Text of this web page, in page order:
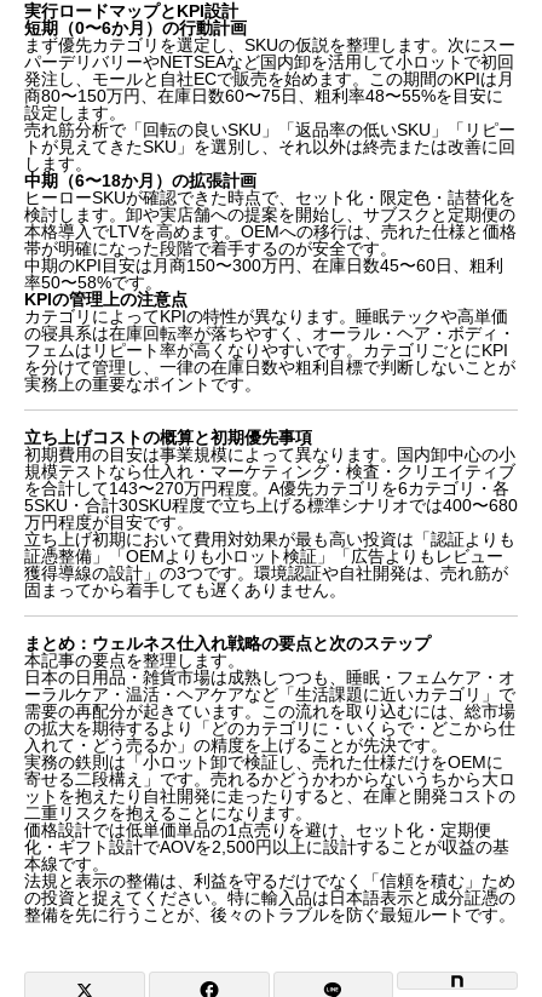
実行ロードマップとKPI設計
短期（0〜6か月）の行動計画
まず優先カテゴリを選定し、SKUの仮説を整理します。次にスー
パーデリバリーやNETSEAなど国内卸を活用して小ロットで初回
発注し、モールと自社ECで販売を始めます。この期間のKPIは月
商80〜150万円、在庫日数60〜75日、粗利率48〜55%を目安に
設定します。
売れ筋分析で「回転の良いSKU」「返品率の低いSKU」「リピー
トが見えてきたSKU」を選別し、それ以外は終売または改善に回
します。
中期（6〜18か月）の拡張計画
ヒーローSKUが確認できた時点で、セット化・限定色・詰替化を
検討します。卸や実店舗への提案を開始し、サブスクと定期便の
本格導入でLTVを高めます。OEMへの移行は、売れた仕様と価格
帯が明確になった段階で着手するのが安全です。
中期のKPI目安は月商150〜300万円、在庫日数45〜60日、粗利
率50〜58%です。
KPIの管理上の注意点
カテゴリによってKPIの特性が異なります。睡眠テックや高単価
の寝具系は在庫回転率が落ちやすく、オーラル・ヘア・ボディ・
フェムはリピート率が高くなりやすいです。カテゴリごとにKPI
を分けて管理し、一律の在庫日数や粗利目標で判断しないことが
実務上の重要なポイントです。
立ち上げコストの概算と初期優先事項
初期費用の目安は事業規模によって異なります。国内卸中心の小
規模テストなら仕入れ・マーケティング・検査・クリエイティブ
を合計して143〜270万円程度。A優先カテゴリを6カテゴリ・各
5SKU・合計30SKU程度で立ち上げる標準シナリオでは400〜680
万円程度が目安です。
立ち上げ初期において費用対効果が最も高い投資は「認証よりも
証憑整備」「OEMよりも小ロット検証」「広告よりもレビュー
獲得導線の設計」の3つです。環境認証や自社開発は、売れ筋が
固まってから着手しても遅くありません。
まとめ：ウェルネス仕入れ戦略の要点と次のステップ
本記事の要点を整理します。
日本の日用品・雑貨市場は成熟しつつも、睡眠・フェムケア・オ
ーラルケア・温活・ヘアケアなど「生活課題に近いカテゴリ」で
需要の再配分が起きています。この流れを取り込むには、総市場
の拡大を期待するより「どのカテゴリに・いくらで・どこから仕
入れて・どう売るか」の精度を上げることが先決です。
実務の鉄則は「小ロット卸で検証し、売れた仕様だけをOEMに
寄せる二段構え」です。売れるかどうかわからないうちから大ロ
ットを抱えたり自社開発に走ったりすると、在庫と開発コストの
二重リスクを抱えることになります。
価格設計では低単価単品の1点売りを避け、セット化・定期便
化・ギフト設計でAOVを2,500円以上に設計することが収益の基
本線です。
法規と表示の整備は、利益を守るだけでなく「信頼を積む」ため
の投資と捉えてください。特に輸入品は日本語表示と成分証憑の
整備を先に行うことが、後々のトラブルを防ぐ最短ルートです。